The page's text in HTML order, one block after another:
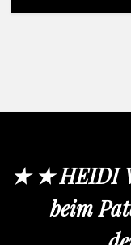
★ ★ HEIDI
beim